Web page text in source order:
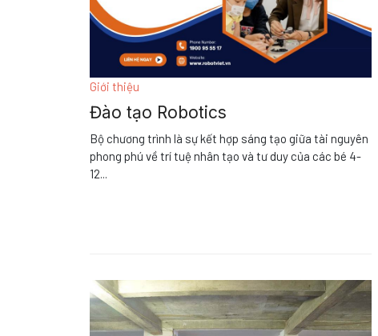
Giới thiệu
Đào tạo Robotics
Bộ chương trình là sự kết hợp sáng tạo giữa tài nguyên
phong phú về trí tuệ nhân tạo và tư duy của các bé 4-
12